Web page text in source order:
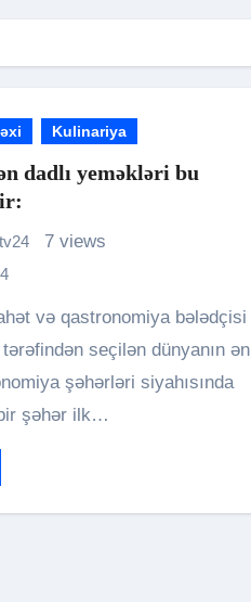
Kulinariya
dadlı yeməkləri bu
7 views
tərəfindən seçilən dünyanın ən
şəhərləri siyahısında
şəhər ilk…